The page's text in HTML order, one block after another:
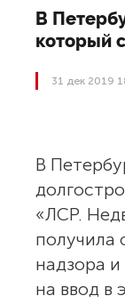
В
который
31 дек 2019
В
«ЛСР.
получила
надзора
на ввод в